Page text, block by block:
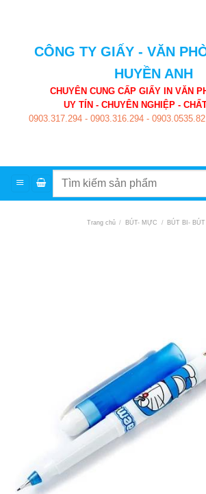
CÔNG TY GIẤY - VĂN
HUYỀN ANH
CHUYÊN CUNG CẤP GIẤY IN VĂN
UY TÍN - CHUYÊN NGHIỆP -
0903.317.294 - 0903.316.294 - 0903.0535.82
Trang chủ / BÚT- MỰC / BÚT BI-